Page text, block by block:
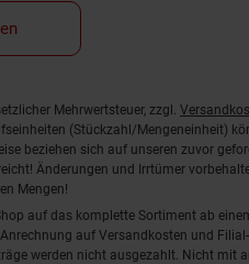
Mehrwertsteuer, zzgl.
(Stückzahl/Mengeneinheit)
beziehen sich auf unseren zuvor
Änderungen und Irrtümer
Mengen!
auf das komplette Sortiment ab
auf Versandkosten und
werden nicht ausgezahlt. Nicht mit